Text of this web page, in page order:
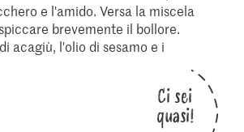
e l'amido. Versa la miscela
brevemente il bollore.
acagiù, l'olio di sesamo e i
Ci sei
quasi!